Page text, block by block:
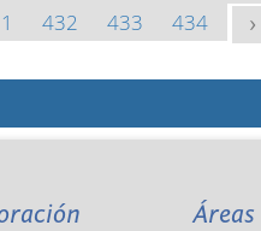
432 433 434 >
Áreas